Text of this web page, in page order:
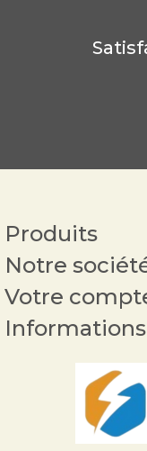
Produits
Notre
Votre
Informations